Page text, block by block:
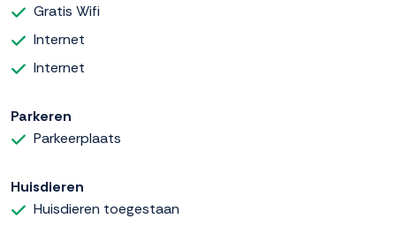
Gratis Wifi
Internet
Internet
Parkeren
Parkeerplaats
Huisdieren
Huisdieren toegestaan